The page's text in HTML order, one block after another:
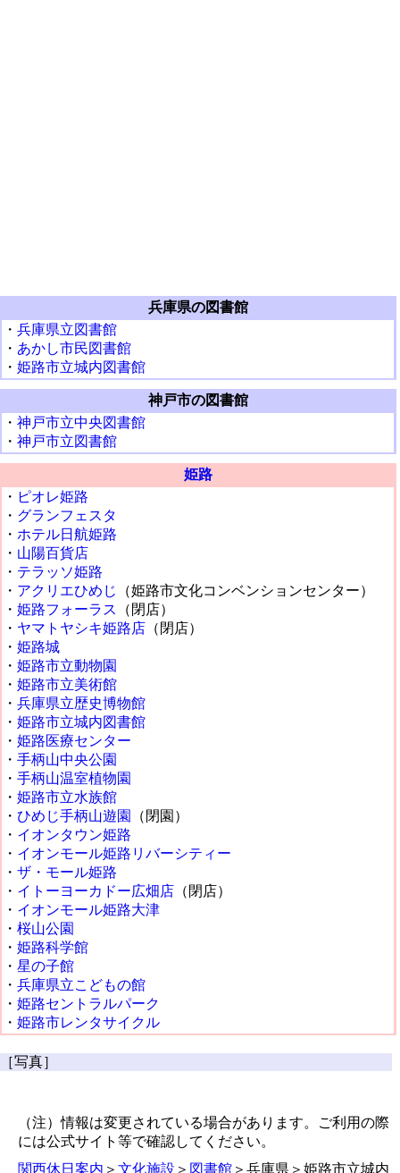
兵庫県の図書館
・ 兵庫県立図書館
・ あかし市民図書館
・ 姫路市立城内図書館
神戸市の図書館
・ 神戸市立中央図書館
・ 神戸市立図書館
姫路
・ ピオレ姫路
・ グランフェスタ
・ ホテル日航姫路
・ 山陽百貨店
・ テラッソ姫路
・ アクリエひめじ
（姫路市文化コンベンションセンター）
・ 姫路フォーラス
（閉店）
・ ヤマトヤシキ姫路店 （閉店）
・ 姫路城
・ 姫路市立動物園
・ 姫路市立美術館
・ 兵庫県立歴史博物館
・ 姫路市立城内図書館
・ 姫路医療センター
・ 手柄山中央公園
・ 手柄山温室植物園
・ 姫路市立水族館
・ ひめじ手柄山遊園
（閉園）
・ イオンタウン姫路
・ イオンモール姫路リバーシティー
・ ザ・モール姫路
・ イトーヨーカドー広畑店 （閉店）
・ イオンモール姫路大津
・ 桜山公園
・ 姫路科学館
・ 星の子館
・ 兵庫県立こどもの館
・ 姫路セントラルパーク
・ 姫路市レンタサイクル
［写真］
（注）情報は変更されている場合があります。ご利用の際
には公式サイト等で確認してください。
関西休日案内 ＞ 文化施設 ＞ 図書館 ＞兵庫県＞姫路市立城内